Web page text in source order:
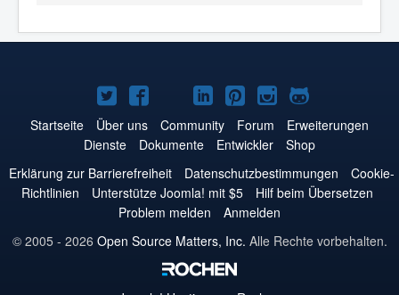
Joomla!
auf
Twitter
Joomla!
auf
Facebook
Joomla!
auf
YouTube
Joomla!
auf
LinkedIn
Joomla!
auf
Pinterest
Joomla!
auf
Instagram
Joomla!
auf
GitHub
Startseite Über uns Community Forum
Erweiterungen
Dienste
Dokumente Entwickler
Shop
Erklärung zur Barrierefreiheit
Datenschutzbestimmungen
Cookie-
Richtlinien
Unterstütze Joomla! mit $5
Hilf beim Übersetzen
Problem melden
Anmelden
© 2005 - 2026 Open Source Matters, Inc. Alle Rechte vorbehalten.